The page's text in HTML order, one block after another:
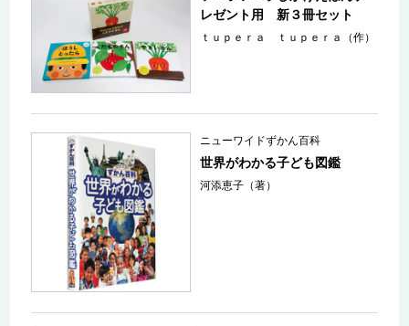
レゼント用 新３冊セット
ｔｕｐｅｒａ ｔｕｐｅｒａ（作）
ニューワイドずかん百科
世界がわかる子ども図鑑
河添恵子（著）